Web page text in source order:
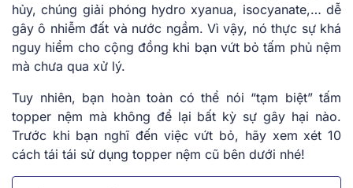
hủy, chúng giải phóng hydro xyanua, isocyanate,… dễ
gây ô nhiễm đất và nước ngầm. Vì vậy, nó thực sự khá
nguy hiểm cho cộng đồng khi bạn vứt bỏ tấm phủ nệm
mà chưa qua xử lý.
Tuy nhiên, bạn hoàn toàn có thể nói “tạm biệt” tấm
topper nệm mà không để lại bất kỳ sự gây hại nào.
Trước khi bạn nghĩ đến việc vứt bỏ, hãy xem xét 10
cách tái tái sử dụng topper nệm cũ bên dưới nhé!